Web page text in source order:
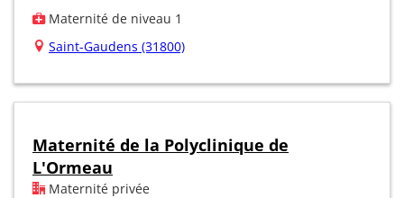
Maternité de niveau 1
Saint-Gaudens (31800)
Maternité de la Polyclinique de
L'Ormeau
Maternité privée